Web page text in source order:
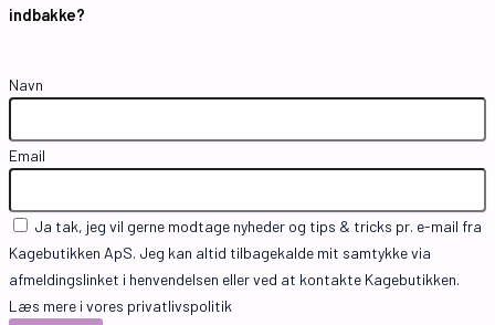
indbakke?
Navn
Email
Ja tak, jeg vil gerne modtage nyheder og tips & tricks pr. e-mail fra
Kagebutikken ApS. Jeg kan altid tilbagekalde mit samtykke via
afmeldingslinket i henvendelsen eller ved at kontakte Kagebutikken.
Læs mere i vores privatlivspolitik